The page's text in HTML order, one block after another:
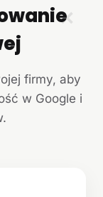
✕
firmy, aby
w Google i